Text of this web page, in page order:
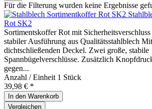
Für die Filterung wurden keine Ergebnisse
Rot SK2
Sortimentskoffer Rot mit
stabiler Ausführung aus Qualitätsstahlblech
dichtschließenden Deckel. Zwei große, stabile
Spannbügelverschlüsse. Zusätzlich
gegen...
Anzahl / Einheit 1 Stück
39,98 € *
In den Warenkorb
Vergleichen